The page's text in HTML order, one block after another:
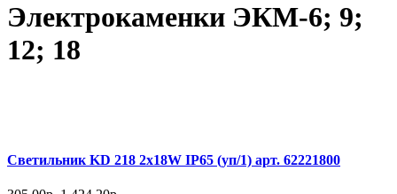
Электрокаменки ЭКМ-6; 9;
12; 18
Светильник KD 218 2х18W IP65 (уп/1) арт. 62221800